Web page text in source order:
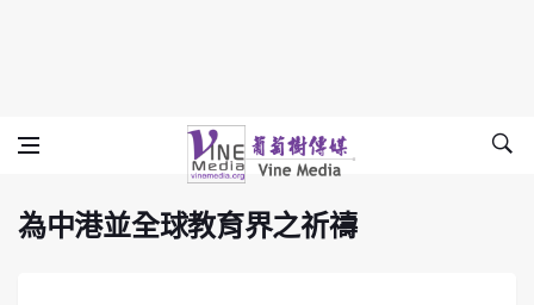
為中港並全球教育界之祈禱
Vine Media
葡萄樹傳媒
為中港並全球教育界之祈禱